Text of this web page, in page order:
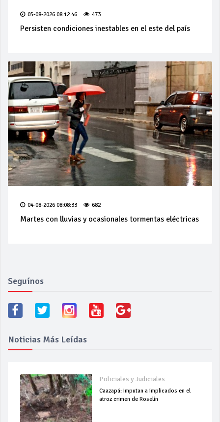
05-08-2026 08:12:46 473
Persisten condiciones inestables en el este del país
04-08-2026 08:08:33 682
Martes con lluvias y ocasionales tormentas eléctricas
Seguínos
Noticias Más Leídas
Policiales y Judiciales
Caazapá: Imputan a implicados en el
atroz crimen de Roselín